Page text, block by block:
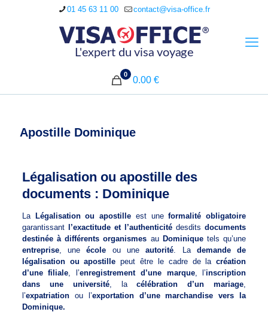
01 45 63 11 00 contact@visa-office.fr
0
0.00 €
Apostille Dominique
Légalisation ou apostille des
documents : Dominique
La Légalisation ou apostille est uneformalité obligatoire
garantissant
l’exactitude et l’authenticité desditsdocuments
destinée à différents organismes au Dominiquetels qu’une
entreprise, uneécole ou uneautorité . La demande de
légalisation ou apostille peut être le cadre de lacréation
d’une filiale , l’enregistrement d’une marque, l’inscription
dans une université, lacélébration d’un mariage
l’expatriationou l’exportation d’une marchandise vers la
Dominique.